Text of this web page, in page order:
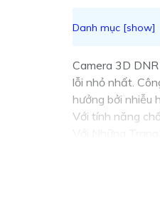
Camera 3D
lỗi nhỏ nhất.
hưởng bởi nhiễu
Với tính năng